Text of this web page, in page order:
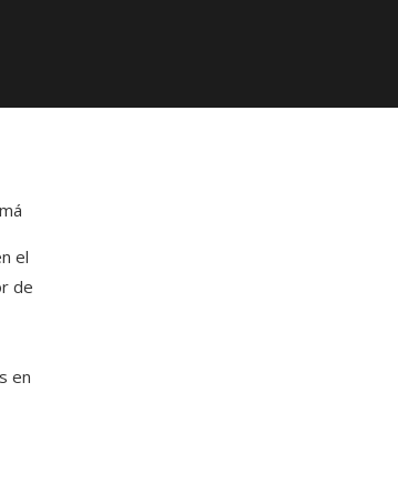
el
de
en